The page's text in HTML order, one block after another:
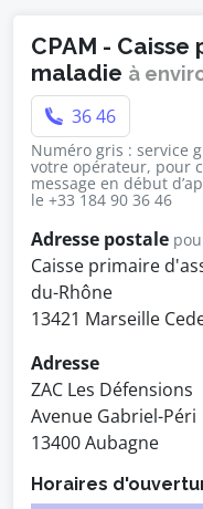
CPAM -
maladie à
36 46
Numéro gris : service
votre opérateur, pour
message en début
le +33 184 90 36 46
Adresse postale
Caisse primaire
du-Rhône
13421 Marseille
Adresse
ZAC Les Défensions
Avenue Gabriel-Péri
13400 Aubagne
Horaires